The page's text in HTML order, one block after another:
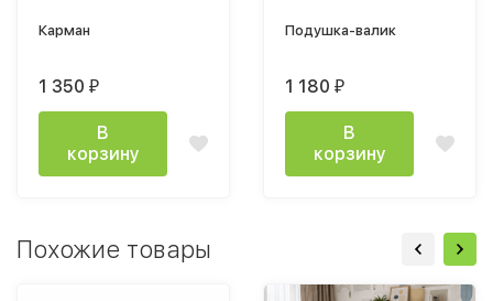
Карман
1 350 ₽
В
корзину
Подушка-валик
1 180 ₽
В
корзину
Похожие товары